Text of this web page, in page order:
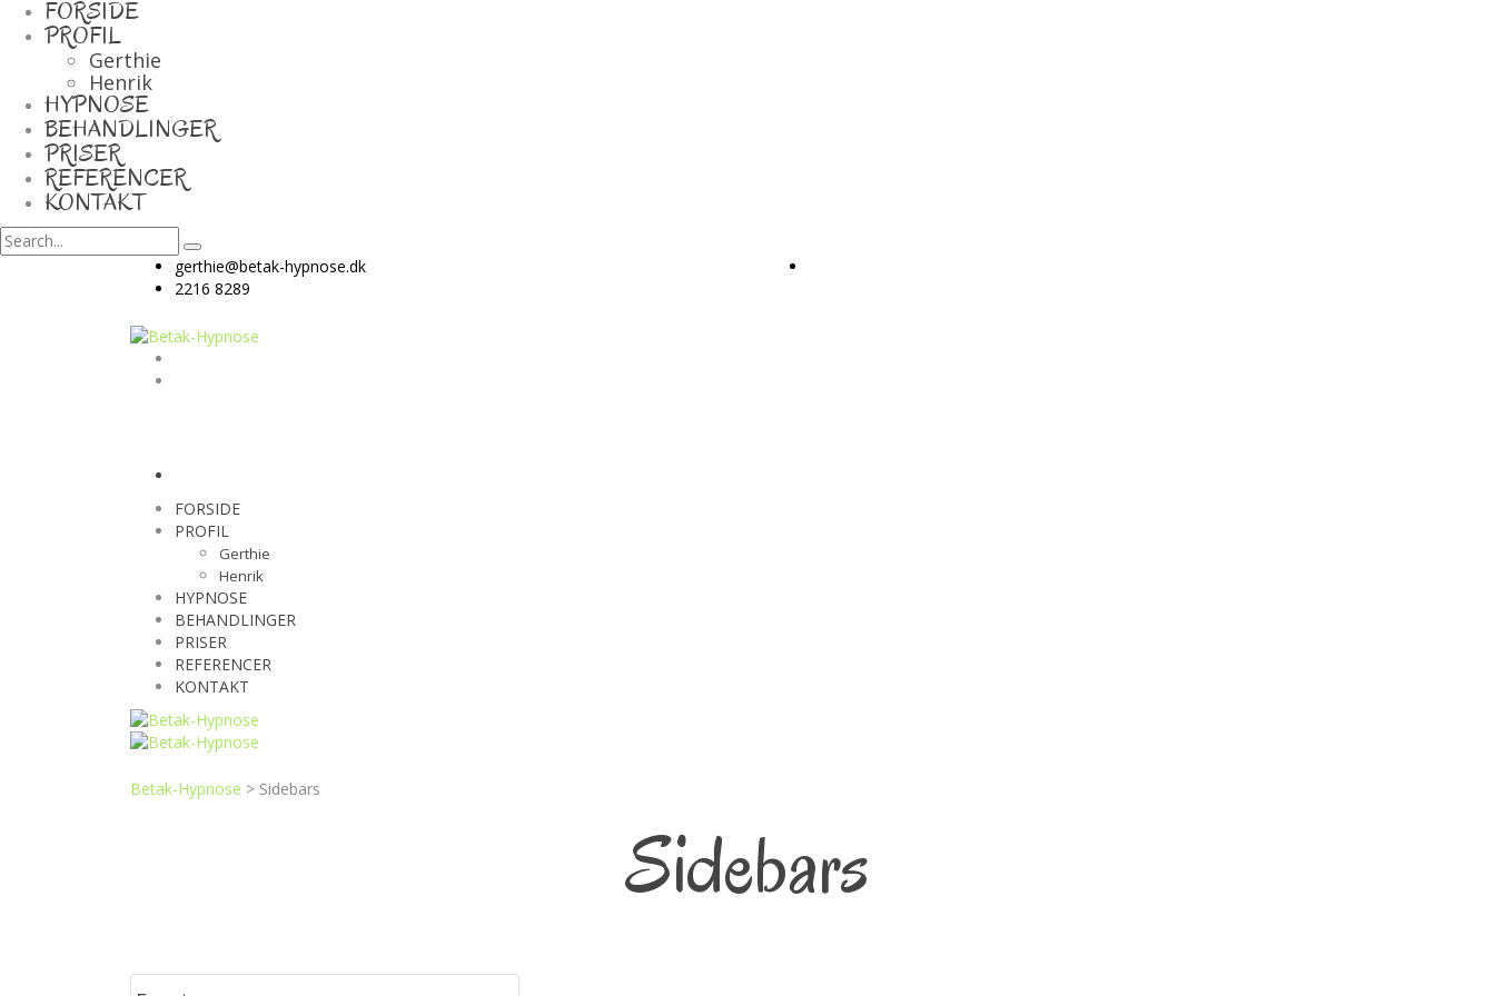
FORSIDE
PROFIL
Gerthie
Henrik
HYPNOSE
BEHANDLINGER
PRISER
REFERENCER
KONTAKT
gerthie@betak-hypnose.dk
2216 8289
FORSIDE
PROFIL
Gerthie
Henrik
HYPNOSE
BEHANDLINGER
PRISER
REFERENCER
KONTAKT
Betak-Hypnose > Sidebars
Sidebars